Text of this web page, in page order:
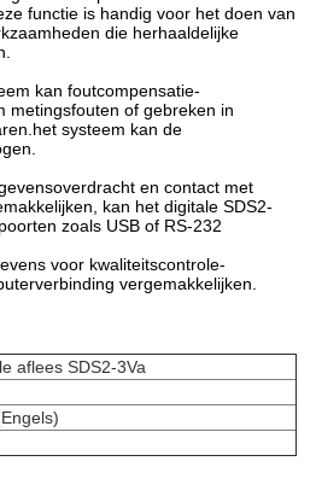
functie is handig voor het doen van
die herhaaldelijke
kan foutcompensatie-
metingsfouten of gebreken in
systeem kan de
en contact met
kan het digitale SDS2-
zoals USB of RS-232
voor kwaliteitscontrole-
vergemakkelijken.
aflees SDS2-3Va